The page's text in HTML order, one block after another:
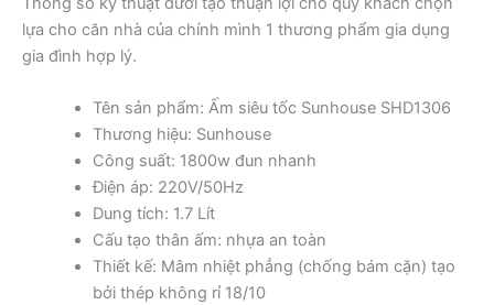
lựa cho căn nhà của chính mình 1 thương phẩm gia dụng
gia đình hợp lý.
Tên sản phẩm: Ấm siêu tốc Sunhouse SHD1306
Thương hiệu: Sunhouse
Công suất: 1800w đun nhanh
Điện áp: 220V/50Hz
Dung tích: 1.7 Lít
Cấu tạo thân ấm: nhựa an toàn
Thiết kế: Mâm nhiệt phẳng (chống bám cặn) tạo
bởi thép không rỉ 18/10